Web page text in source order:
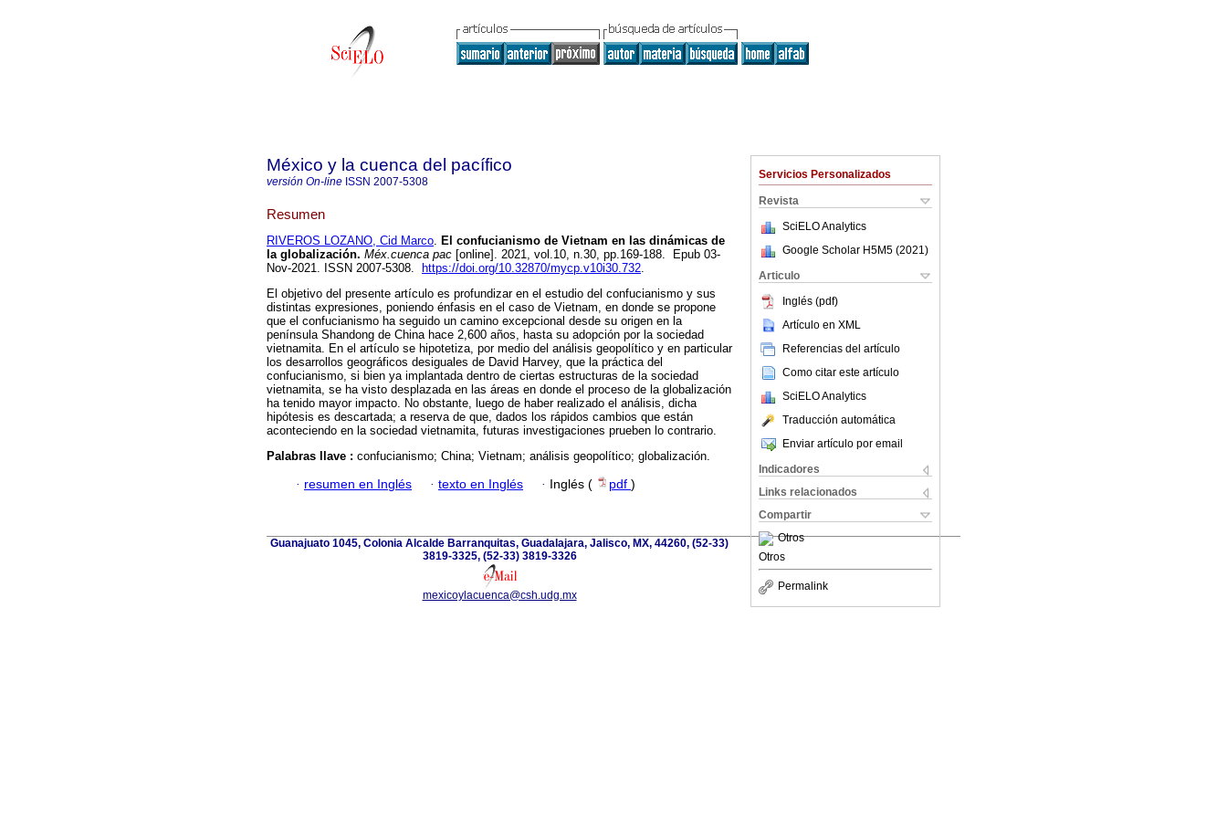
Servicios Personalizados
Revista
SciELO Analytics
Google Scholar H5M5 (2021 )
Articulo
Inglés (pdf)
Artículo en XML
Referencias del artículo
Como citar este artículo
SciELO Analytics
Traducción automática
Enviar artículo por email
Indicadores
Links relacionados
Compartir
Otros
Otros
Permalink
México y la cuenca del pacífico
versión On-line ISSN 2007-5308
Resumen
RIVEROS LOZANO, Cid Marco. El confucianismo de Vietnam en las dinámicas de
la globalización. Méx.cuenca pac [online]. 2021, vol.10, n.30, pp.169-188. Epub 03-
Nov-2021. ISSN 2007-5308.
https://doi.org/10.32870/mycp.v10i30.732.
El objetivo del presente artículo es profundizar en el estudio del confucianismo y sus
distintas expresiones, poniendo énfasis en el caso de Vietnam, en donde se propone
que el confucianismo ha seguido un camino excepcional desde su origen en la
península Shandong de China hace 2,600 años, hasta su adopción por la sociedad
vietnamita. En el artículo se hipotetiza, por medio del análisis geopolítico y en particular
los desarrollos geográficos desiguales de David Harvey, que la práctica del
confucianismo, si bien ya implantada dentro de ciertas estructuras de la sociedad
vietnamita, se ha visto desplazada en las áreas en donde el proceso de la globalización
ha tenido mayor impacto. No obstante, luego de haber realizado el análisis, dicha
hipótesis es descartada; a reserva de que, dados los rápidos cambios que están
aconteciendo en la sociedad vietnamita, futuras investigaciones prueben lo contrario.
Palabras llave : confucianismo; China; Vietnam; análisis geopolítico; globalización.
· resumen en Inglés · texto en Inglés · Inglés ( pdf )
Guanajuato 1045, Colonia Alcalde Barranquitas, Guadalajara, Jalisco, MX, 44260, (52-33)
3819-3325, (52-33) 3819-3326
mexicoylacuenca@csh.udg.mx